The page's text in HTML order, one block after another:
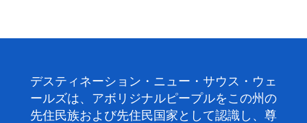
デスティネーション・ニュー・サウス・ウェ
ールズは、アボリジナルピープルをこの州の
先住民族および先住民国家として認識し、尊